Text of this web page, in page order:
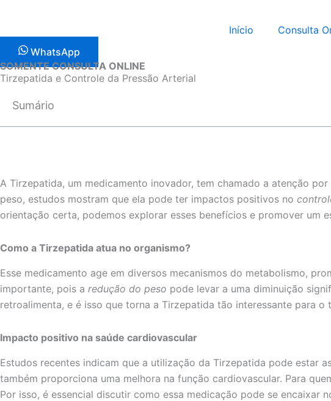
o
conteúdo
Início Consulta
WhatsApp
SOMENTE CONSULTA ONLINE
Tirzepatida e Controle da Pressão Arterial
Sumário
A Tirzepatida, um medicamento inovador, tem chamado a atenção
peso, estudos mostram que ela pode ter impactos positivos no
orientação certa, podemos explorar esses benefícios e promover um
Como a Tirzepatida atua no organismo?
Esse medicamento age em diversos mecanismos do metabolismo,
importante, pois a redução do peso pode levar a uma diminuição
retroalimenta, e é isso que torna a Tirzepatida tão interessante para
Impacto positivo na saúde cardiovascular
Estudos recentes indicam que a utilização da Tirzepatida pode estar
também proporciona uma melhora na função cardiovascular. Para
Por isso, é essencial discutir como essa medicação pode se encaixar